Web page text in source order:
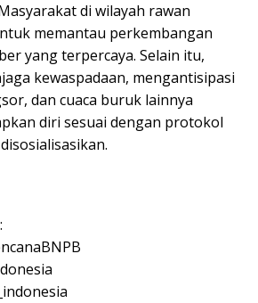
di wilayah rawan
memantau perkembangan
yang terpercaya. Selain itu,
kewaspadaan, mengantisipasi
dan cuaca buruk lainnya
diri sesuai dengan protokol